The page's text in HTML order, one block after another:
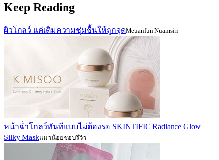
Keep Reading
ผิวโกลว์ แค่เติมความชุ่มชื้นให้ถูกจุดMeuanfun Nuamsiri
หน้าฉ่ำโกลว์ทันทีแบบไม่ต้องรอ SKINTIFIC Radiance Glow
Silky Maskแมวน้อยชอบรีวิว